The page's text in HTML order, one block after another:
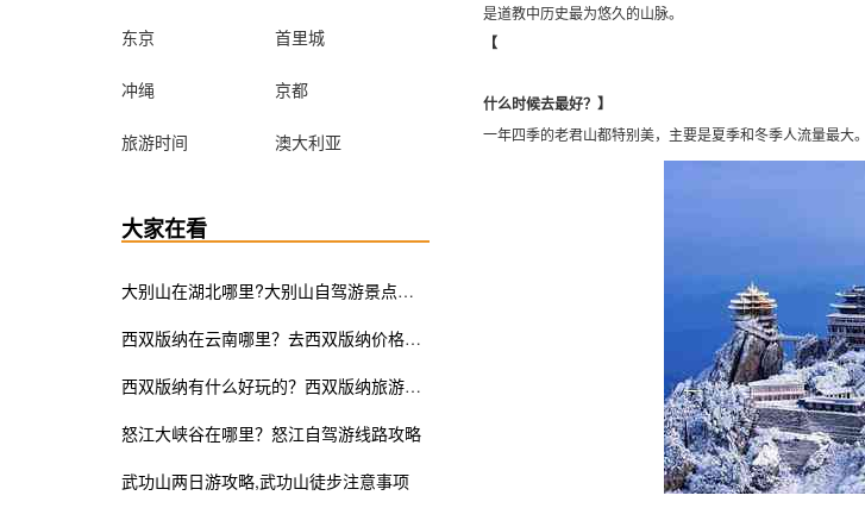
东京 首里城
冲绳 京都
旅游时间 澳大利亚
大家在看
大别山在湖北哪里?大别山自驾游景点攻略
​西双版纳在云南哪里？去西双版纳价格多少
西双版纳有什么好玩的？西双版纳旅游景点推荐
怒江大峡谷在哪里？怒江自驾游线路攻略
​武功山两日游攻略,武功山徒步注意事项
是道教中历史最为悠久的山脉。
【
什么时候去最好？】
一年四季的老君山都特别美，主要是夏季和冬季人流量最大